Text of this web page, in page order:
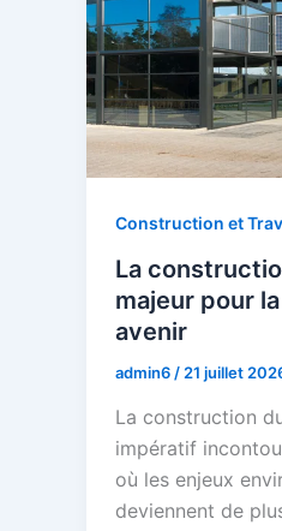
Construction et
La
majeur pour
avenir
admin6 / 21 juillet
La construction
impératif
où les enjeux
deviennent de